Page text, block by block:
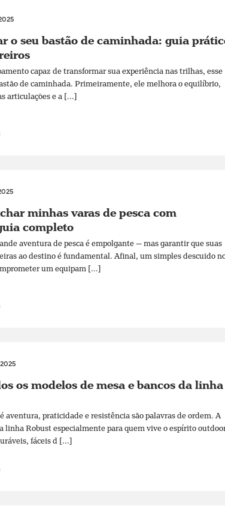
o seu bastão de caminhada: guia
capaz de transformar sua experiência nas trilhas, esse
de caminhada. Primeiramente, ele melhora o equilíbrio,
articulações e a [...]
minhas varas de pesca com
completo
aventura de pesca é empolgante — mas garantir que suas
ao destino é fundamental. Afinal, um simples descuido
um equipam [...]
os modelos de mesa e bancos da linha
aventura, praticidade e resistência são palavras de ordem. A
linha Robust especialmente para quem vive o espírito
fáceis d [...]